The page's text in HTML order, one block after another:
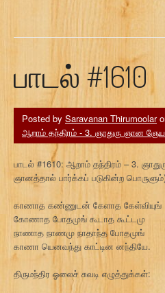
பாடல் #1610
Posted by Saravanan Thirumoolar
ஆறாம் தந்திரம் - 3. ஞாதுரு ஞான
பாடல் #1610: ஆறாம் தந்திரம் – 3.
ஞானத்தால் பார்க்கப் படுகின்ற
காணாத கண்ணுடன் கேளாத கேள்வியுங்
கோணாத போதமுங் கூடாத கூட்டமு
நாணாத நாணமு நாதாந்த போதமுங்
காணா யெனவந்து காட்டின னந்தியே.
திருமந்திர ஓலைச் சுவடி எழுத்துக்கள்: